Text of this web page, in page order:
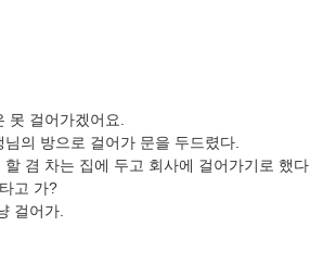
못 걸어가겠어요.
의 방으로 걸어가 문을 두드렸다.
겸 차는 집에 두고 회사에 걸어가기로 했다.
고 가?
걸어가.